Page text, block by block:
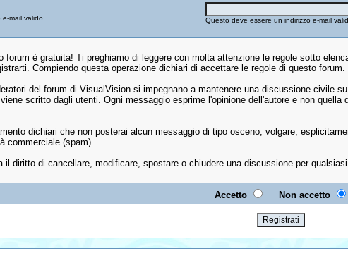
mail valido. Questo deve essere un indirizzo e-mail
forum è gratuita! Ti preghiamo di leggere con molta attenzione le regole sotto
Compiendo questa operazione dichiari di accettare le regole di questo forum.
del forum di VisualVision si impegnano a mantenere una discussione civile
scritto dagli utenti. Ogni messaggio esprime l'opinione dell'autore e non
dichiari che non posterai alcun messaggio di tipo osceno, volgare,
commerciale (spam).
il diritto di cancellare, modificare, spostare o chiudere una discussione per
Accetto Non accetto